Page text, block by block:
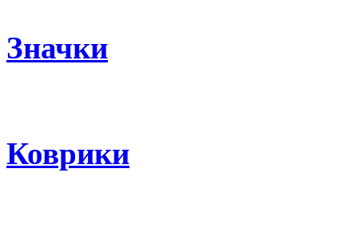
Значки
Коврики